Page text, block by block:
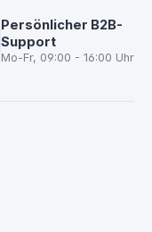
Persönlicher B2B-
Support
Mo-Fr, 09:00 - 16:00 Uhr